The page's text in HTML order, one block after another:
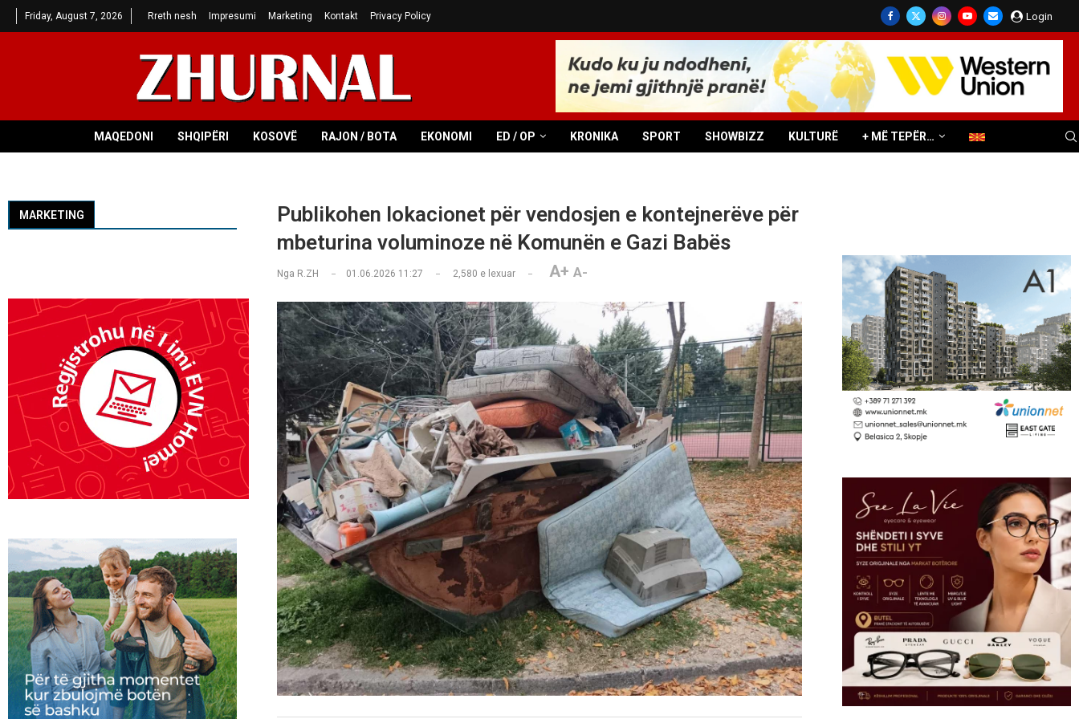
Friday, August 7, 2026 Rreth nesh Impresumi Marketing Kontakt Privacy Policy Login
MAQEDONI SHQIPËRI KOSOVË RAJON / BOTA EKONOMI ED / OP KRONIKA SPORT SHOWBIZZ KULTURË + MË TEPËR…
Publikohen lokacionet për vendosjen e kontejnerëve për
mbeturina voluminoze në Komunën e Gazi Babës
Nga R.ZH 01.06.2026 11:27 2,580 e lexuar A+ A-
MARKETING